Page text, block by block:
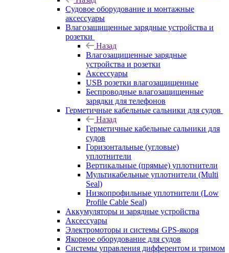
Судовое оборудование и монтажные
аксессуары
Влагозащищенные зарядные устройства и
розетки
Назад
Влагозащищенные зарядные
устройства и розетки
Аксессуары
USB розетки влагозащищенные
Беспроводные влагозащищенные
зарядки для телефонов
Герметичные кабельные сальники для судов
Назад
Герметичные кабельные сальники для
судов
Горизонтальные (угловые)
уплотнители
Вертикальные (прямые) уплотнители
Мультикабельные уплотнители (Multi
Seal)
Низкопрофильные уплотнители (Low
Profile Cable Seal)
Аккумуляторы и зарядные устройства
Аксессуары
Электромоторы и системы GPS-якоря
Якорное оборудование для судов
Системы управления дифферентом и тримом